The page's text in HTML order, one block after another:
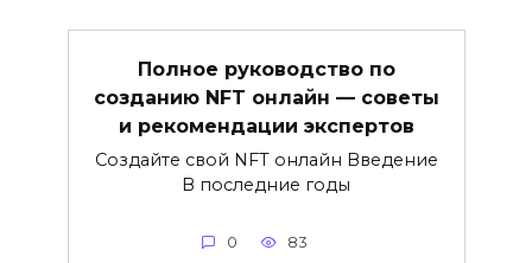
Полное руководство по
созданию NFT онлайн — советы
и рекомендации экспертов
Создайте свой NFT онлайн Введение
В последние годы
0 83